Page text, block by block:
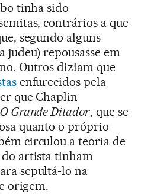
tinha sido
contrários a que
segundo alguns
judeu) repousasse em
Outros diziam que
enfurecidos pela
que Chaplin
O Grande Ditador, que se
quanto o próprio
circulou a teoria de
artista tinham
sepultá-lo na
origem.